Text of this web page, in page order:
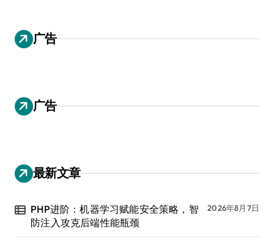
广告
广告
最新文章
PHP进阶：机器学习赋能安全策略，智
防注入攻克后端性能瓶颈
2026年8月7日